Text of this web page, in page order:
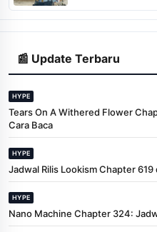
📰 Update Terbaru
HYPE
Tears On A Withered Flower
Cara Baca
HYPE
Jadwal Rilis Lookism Chapter
HYPE
Nano Machine Chapter 324: